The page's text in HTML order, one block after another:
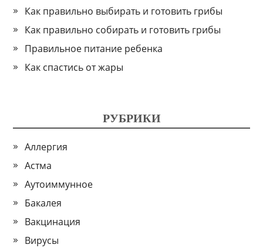
Как правильно выбирать и готовить грибы
Как правильно собирать и готовить грибы
Правильное питание ребенка
Как спастись от жары
РУБРИКИ
Аллергия
Астма
Аутоиммунное
Бакалея
Вакцинация
Вирусы